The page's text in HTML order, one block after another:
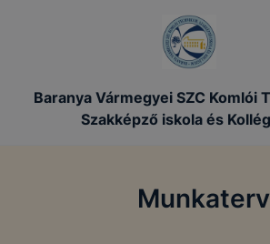
Baranya Vármegyei SZC Komlói
Szakképző iskola és
Munkaterv